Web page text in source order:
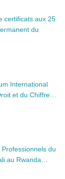
certificats aux 25
du
International
et du Chiffre…
du
au Rwanda…